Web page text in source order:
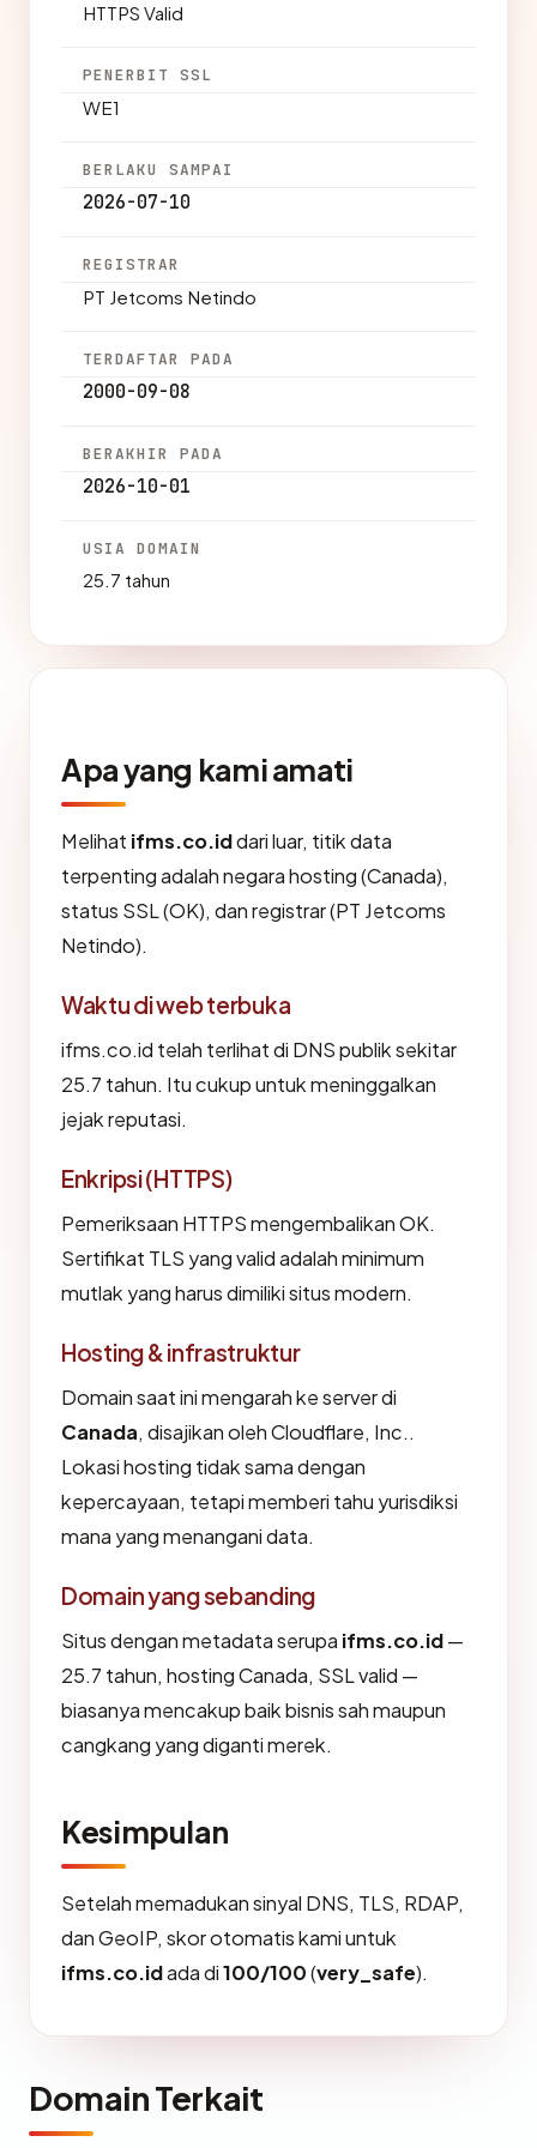
HTTPS Valid
PENERBIT SSL
WE1
BERLAKU SAMPAI
2026-07-10
REGISTRAR
PT Jetcoms Netindo
TERDAFTAR PADA
2000-09-08
BERAKHIR PADA
2026-10-01
USIA DOMAIN
25.7 tahun
Apa yang kami amati
Melihat ifms.co.iddari luar, titik data
terpenting adalah negara hosting (Canada),
status SSL (OK), dan registrar (PT Jetcoms
Netindo).
Waktu di web terbuka
ifms.co.id telah terlihat di DNS publik sekitar
25.7 tahun. Itu cukup untuk meninggalkan
jejak reputasi.
Enkripsi (HTTPS)
Pemeriksaan HTTPS mengembalikan OK.
Sertifikat TLS yang valid adalah minimum
mutlak yang harus dimiliki situs modern.
Hosting & infrastruktur
Domain saat ini mengarah ke server di
Canada, disajikan oleh Cloudflare, Inc..
Lokasi hosting tidak sama dengan
kepercayaan, tetapi memberi tahu yurisdiksi
mana yang menangani data.
Domain yang sebanding
Situs dengan metadata serupa ifms.co.id—
25.7 tahun, hosting Canada, SSL valid —
biasanya mencakup baik bisnis sah maupun
cangkang yang diganti merek.
Kesimpulan
Setelah memadukan sinyal DNS, TLS, RDAP,
dan GeoIP, skor otomatis kami untuk
ifms.co.idada di100/100(very_safe).
Domain Terkait